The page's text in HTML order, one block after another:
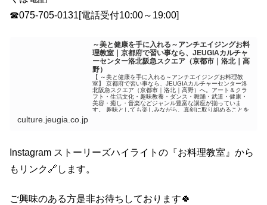
☎︎075-705-0131[電話受付10:00～19:00]
～美と健康を手に入れる～アンチエイジングお料
理教室｜京都府で習い事なら、JEUGIAカルチャ
ーセンター洛北阪急スクエア（京都市｜洛北｜高
野）
【 ～美と健康を手に入れる～アンチエイジングお料理教
室】 京都府で習い事なら、JEUGIAカルチャーセンター洛
北阪急スクエア（京都市｜洛北｜高野）へ。アート＆クラ
フト・生活文化・趣味教養・ダンス・舞踊・武道・健康・
美容・癒し・音楽などジャンル豊富な講座が揃っていま
す。 趣味としても楽しみながら、真剣に取り組めることを
culture.jeugia.co.jp
Instagram ストーリーズハイライトの『お料理教室』から
もリンク🔗します。
ご興味のある方是非お待ちしております🍀